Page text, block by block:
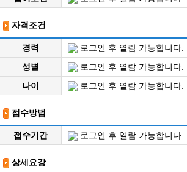
자격조건
경력
로그인 후 열람 가능합니다.
성별
로그인 후 열람 가능합니다.
나이
로그인 후 열람 가능합니다.
접수방법
접수기간 로그인 후 열람 가능합니다.
상세요강